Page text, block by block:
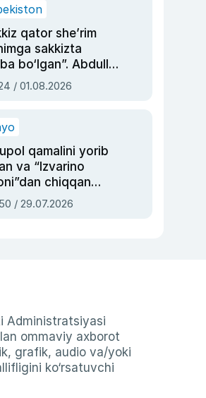
qator she’rim
sakkizta
bo‘lgan”. Abdulla
siyosiy
asrab
/ 01.08.2026
qamalini yorib
va “Izvarino
chiqqan
— Ukraina
bosh
/ 29.07.2026
Administratsiyasi
ommaviy axborot
grafik, audio va/yoki
ko‘rsatuvchi